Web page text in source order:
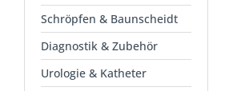
Schröpfen & Baunscheidt
Diagnostik & Zubehör
Urologie & Katheter